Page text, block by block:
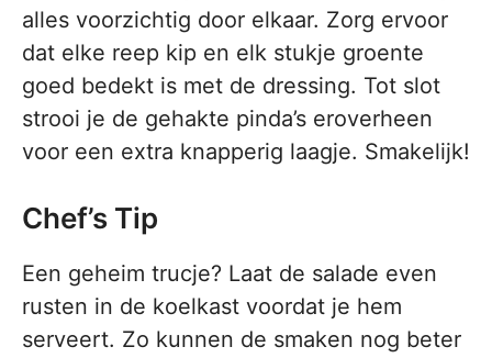
alles voorzichtig door elkaar. Zorg ervoor
dat elke reep kip en elk stukje groente
goed bedekt is met de dressing. Tot slot
strooi je de gehakte pinda’s eroverheen
voor een extra knapperig laagje. Smakelijk!
Chef’s Tip
Een geheim trucje? Laat de salade even
rusten in de koelkast voordat je hem
serveert. Zo kunnen de smaken nog beter